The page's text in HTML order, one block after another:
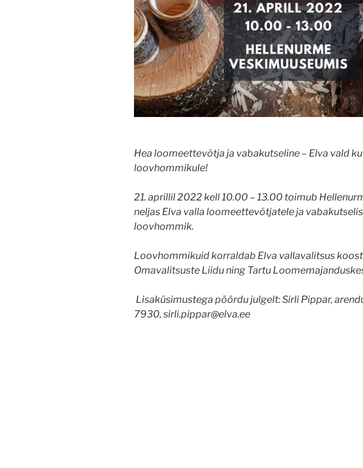
Hea loomeettevõtja ja vabakutseline – Elva vald
loovhommikule!
21. aprillil 2022 kell 10.00 – 13.00 toimub
neljas Elva valla loomeettevõtjatele ja
loovhommik.
Loovhommikuid korraldab Elva vallavalitsus
Omavalitsuste Liidu ning Tartu
Lisaküsimustega pöördu julgelt: Sirli Pippar,
7930, sirli.pippar@elva.ee